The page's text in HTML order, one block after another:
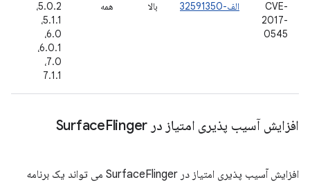
CVE-
2017-
0545
الف-32591350 بالا همه
5.0.2،
5.1.1،
6.0،
6.0.1،
7.0،
7.1.1
افزایش آسیب پذیری امتیاز در Surface Flinger
افزایش آسیب پذیری امتیاز در SurfaceFlinger می تواند یک برنامه